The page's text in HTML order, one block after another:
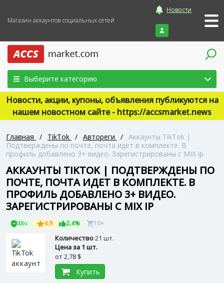
Магазин аккаунтов социальных сетей
Новости
Войти
Выберите категорию
Новости, акции, купоны, объявления публикуются на
нашем новостном сайте - https://accsmarket.news
Главная / TikTok / Автореги / Аккаунты TikTok |
Подтверждены по почте, почта идет в комплекте. В
профиль добавлено 3+ видео. Зарегистрированы с MIX ip
АККАУНТЫ TIKTOK | ПОДТВЕРЖДЕНЫ ПО
ПОЧТЕ, ПОЧТА ИДЕТ В КОМПЛЕКТЕ. В
ПРОФИЛЬ ДОБАВЛЕНО 3+ ВИДЕО.
ЗАРЕГИСТРИРОВАНЫ С MIX IP
48ч 4.9 2.4% 10+
Количество21 шт.
Цена за 1 шт.
от2,78 $
Купить